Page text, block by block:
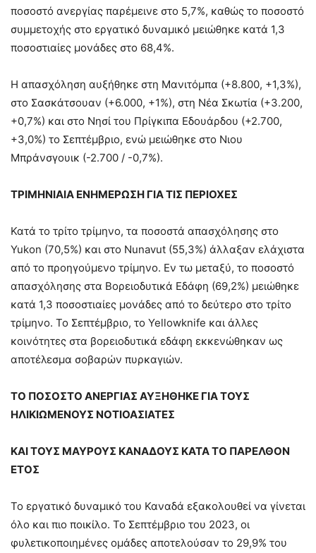
ποσοστό ανεργίας παρέμεινε στο 5,7%, καθώς το ποσοστό
συμμετοχής στο εργατικό δυναμικό μειώθηκε κατά 1,3
ποσοστιαίες μονάδες στο 68,4%.
Η απασχόληση αυξήθηκε στη Μανιτόμπα (+8.800, +1,3%),
στο Σασκάτσουαν (+6.000, +1%), στη Νέα Σκωτία (+3.200,
+0,7%) και στο Νησί του Πρίγκιπα Εδουάρδου (+2.700,
+3,0%) το Σεπτέμβριο, ενώ μειώθηκε στο Νιου
Μπράνσγουικ (-2.700 / -0,7%).
ΤΡΙΜΗΝΙΑΙΑ ΕΝΗΜΕΡΩΣΗ ΓΙΑ ΤΙΣ ΠΕΡΙΟΧΕΣ
Κατά το τρίτο τρίμηνο, τα ποσοστά απασχόλησης στο
Yukon (70,5%) και στο Nunavut (55,3%) άλλαξαν ελάχιστα
από το προηγούμενο τρίμηνο. Εν τω μεταξύ, το ποσοστό
απασχόλησης στα Βορειοδυτικά Εδάφη (69,2%) μειώθηκε
κατά 1,3 ποσοστιαίες μονάδες από το δεύτερο στο τρίτο
τρίμηνο. Το Σεπτέμβριο, το Yellowknife και άλλες
κοινότητες στα βορειοδυτικά εδάφη εκκενώθηκαν ως
αποτέλεσμα σοβαρών πυρκαγιών.
ΤΟ ΠΟΣΟΣΤΟ ΑΝΕΡΓΙΑΣ ΑΥΞΗΘΗΚΕ ΓΙΑ ΤΟΥΣ
ΗΛΙΚΙΩΜΕΝΟΥΣ ΝΟΤΙΟΑΣΙΑΤΕΣ
ΚΑΙ ΤΟΥΣ ΜΑΥΡΟΥΣ ΚΑΝΑΔΟΥΣ ΚΑΤΑ ΤΟ ΠΑΡΕΛΘΟΝ
ΕΤΟΣ
Το εργατικό δυναμικό του Καναδά εξακολουθεί να γίνεται
όλο και πιο ποικίλο. Το Σεπτέμβριο του 2023, οι
φυλετικοποιημένες ομάδες αποτελούσαν το 29,9% του